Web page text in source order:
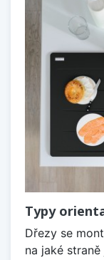
Typy
Dřezy se
na jaké